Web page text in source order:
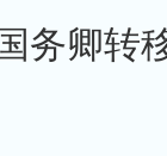
务卿转